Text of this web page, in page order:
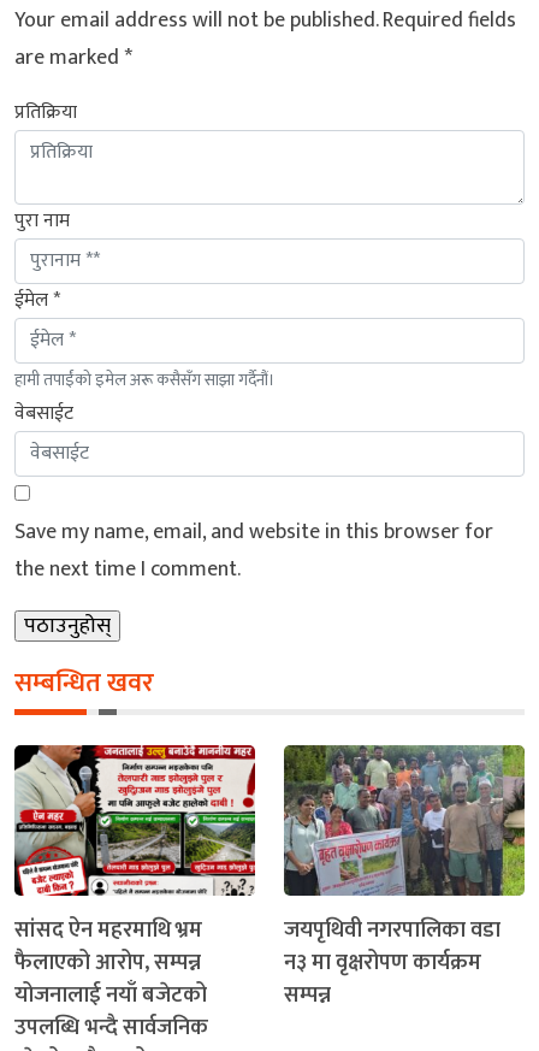
Your email address will not be published.Required fields
are marked*
प्रतिक्रिया
पुरा नाम
ईमेल *
हामी तपाईंको इमेल अरू कसैसँग साझा गर्दैनौं।
वेबसाईट
Save my name, email, and website in this browser for
the next time I comment.
सम्बन्धित खवर
सांसद ऐन महरमाथि भ्रम
फैलाएको आरोप, सम्पन्न
योजनालाई नयाँ बजेटको
उपलब्धि भन्दै सार्वजनिक
जयपृथिवी नगरपालिका वडा
न३ मा वृक्षरोपण कार्यक्रम
सम्पन्न